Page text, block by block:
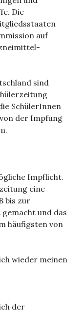
Die
auf
sind
SchülerInnen
der Impfung
Impflicht.
eine
bis zur
und das
häufigsten von
wieder meinen
der